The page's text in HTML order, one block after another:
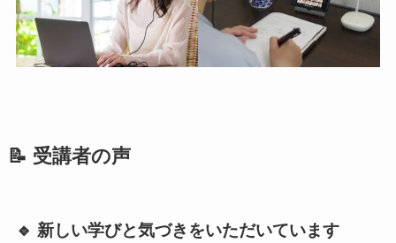
📝 受講者の声
🔹 新しい学びと気づきをいただいています